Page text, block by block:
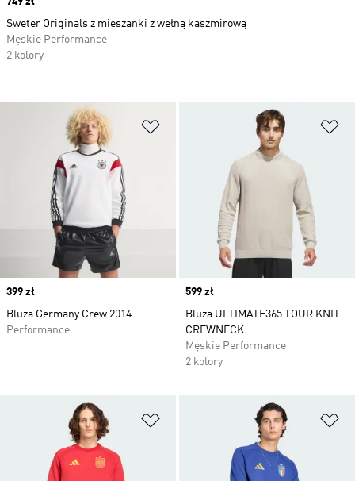
Dodaj do listy życzeń
Price
399 zł
Bluza Germany Crew 2014
Performance
Price
599 zł
Bluza ULTIMATE365 TOUR KNIT
CREWNECK
Męskie Performance
2 kolory
Dodaj do listy życzeń
Sweter Originals z mieszanki z wełną kaszmirową
Męskie Performance
2 kolory